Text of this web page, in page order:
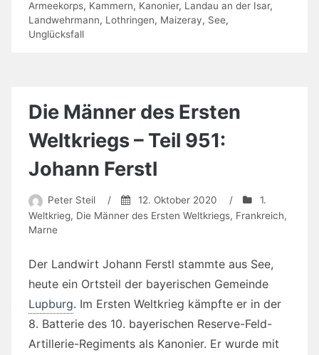
Armeekorps, Kammern, Kanonier, Landau an der Isar,
Landwehrmann, Lothringen, Maizeray, See,
Unglücksfall
Die Männer des Ersten
Weltkriegs – Teil 951:
Johann Ferstl
Peter Steil / 12. Oktober 2020 /
1.
Weltkrieg, Die Männer des Ersten Weltkriegs, Frankreich,
Marne
Der Landwirt Johann Ferstl stammte aus See,
heute ein Ortsteil der bayerischen Gemeinde
Lupburg. Im Ersten Weltkrieg kämpfte er in der
8. Batterie des 10. bayerischen Reserve-Feld-
Artillerie-Regiments als Kanonier. Er wurde mit